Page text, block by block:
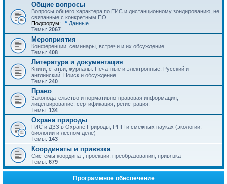
Общие вопросы
Вопросы общего характера по ГИС и дистанционному зондированию, не
связанные с конкретным ПО.
Подфорум:
Данные
Темы: 2067
Мероприятия
Конференции, семинары, встречи и их обсуждение
Темы: 408
Литература и документация
Книги, статьи, журналы. Печатные и электронные. Русский и
английский. Поиск и обсуждение.
Темы: 240
Право
Законодательство и нормативно-правовая информация,
лицензирование, сертификация, регистрация.
Темы: 134
Охрана природы
ГИС и ДЗЗ в Охране Природы, РПП и смежных науках (экологии,
биологии и лесном деле)
Темы: 143
Координаты и привязка
Системы координат, проекции, преобразования, привязка
Темы: 679
Программное обеспечение